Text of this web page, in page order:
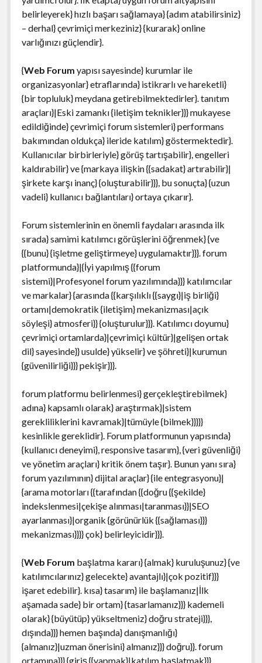
belirleyerek} hızlı başarı sağlamaya} {adım atabilirsiniz}
– derhal} çevrimiçi merkeziniz} {kurarak} online
varlığınızı güçlendir}.
{Web Forum yapısı sayesinde} kurumlar ile
organizasyonlar} etraflarında} istikrarlı ve hareketli}
{bir topluluk} meydana getirebilmektedirler}. tanıtım
araçları}|Eski zamankı {iletişim teknikler}}} mukayese
edildiğinde} çevrimiçi forum sistemleri} performans
bakımından oldukça} ileride katılım} göstermektedir}.
Kullanıcılar birbirleriyle} görüş tartışabilir}, engelleri
kaldırabilir} ve {markaya ilişkin {{sadakat} artırabilir}|
şirkete karşı inanç} {oluşturabilir}}}, bu sonuçta} {uzun
vadeli} kullanıcı bağlantıları} ortaya çıkarır}.
Forum sistemlerinin en önemli faydaları arasında ilk
sırada} samimi katılımcı görüşlerini öğrenmek} {ve
{{bunu} {işletme geliştirmeye} uygulamaktır}}}. forum
platformunda}|{İyi yapılmış {{forum
sistemi}|Profesyonel forum yazılımında}}} katılımcılar
ve markalar} {arasında {{karşılıklı {{saygı}|iş birliği}
ortamı|demokratik {iletişim} mekanizması|açık
söyleşi} atmosferi}} {oluşturulur}}}. Katılımcı doyumu}
çevrimiçi ortamlarda}|çevrimiçi kültür}|gelişen ortak
dil} sayesinde}} usulde} yükselir} ve şöhreti}|kurumun
{güvenilirliği}}} pekişir}}}.
forum platformu belirlenmesi} gerçekleştirebilmek}
adına} kapsamlı olarak} araştırmak}|sistem
gerekliliklerini kavramak}|tümüyle {bilmek}}}}}
kesinlikle gereklidir}. Forum platformunun yapısında}
{kullanıcı deneyimi}, responsive tasarım}, {veri güvenliği}
ve yönetim araçları} kritik önem taşır}. Bunun yanı sıra}
forum yazılımının} dijital araçlar} {ile entegrasyonu}|
{arama motorları {{tarafından {{doğru {{şekilde}
indekslenmesi|çekişe alınması|taranması}}|SEO
ayarlanması}|organik {görünürlük {{sağlaması}}}
mekanizması}}}} çok} belirleyicidir}}}.
{Web Forum başlatma kararı} {almak} kuruluşunuz} {ve
katılımcılarınız} gelecekte} avantajlı}|çok pozitif}}}
işaret edebilir}. kısa} tasarım} ile başlamanız|İlk
aşamada sade} bir ortam} {tasarlamanız}}} kademeli
olarak} {büyütüp} yükseltmeniz} doğru strateji}}},
dışında}}} hemen başında} danışmanlığı}
{almanız}|uzman önerisini} almanız}}} doğru}}. forum
ortamına}}} {giriş {{yapmak}|katılım başlatmak}}}